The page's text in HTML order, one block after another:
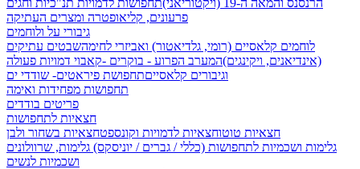
הרנסנס והמאה ה-19 (ויקטוריאני)
תחפושות לדמויות תנ"כיות וחגים
פרעונים, קליאופטרה ומצרים העתיקה
גיבורי על ולוחמים
לוחמים קלאסיים (רומי, גלדיאטור) ואביזרי לחימהשבטים עתיקים
(אינדיאנים, ויקינגים)המערב הפרוע - בוקרים -קאבוי דמויות פעולה
וגיבורים קלאסייםתחפושת פיראטים- שודדי ים
תחפושות מפחידות ואימה
פריטים בודדים
חצאיות לתחפושות
חצאיות טוטוחצאיות לדמויות וקונספטחצאיות בשחור ולבן
גלימות ושכמיות לתחפושות (כללי / גברים / יוניסקס) גלימות, שרוולונים
ושכמיות לנשים